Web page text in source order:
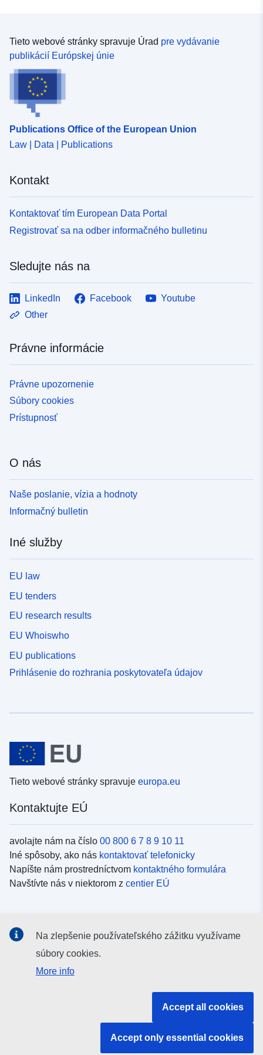
oder natuurdata@natuurpunt.be. Die Veröffentlichung
dieses Datensatzes wird von INBO unterstützt und von
der Research Foundation - Flanders (FWO) im Rahmen
des belgischen Beitrags zu LifeWatch finanziert.
unter einer Creative Commons Zero-Verzichtserklärung
(http://creativecommons.org/publicdomain/zero/1.0/)
freuen, wenn Sie diese Normen für die Datennutzung
(http://www.natuurpunt.be/norms-for-data use) lesen und
befolgen und wenn möglich einen Link zum
ursprünglichen Datensatz
(https://doi.org/10.15468/smdvdo) bereitstellen. Wenn
Sie diese Daten für eine wissenschaftliche Arbeit
Mitautor. Wir sind immer daran interessiert, weitere
Informationen zu geben oder zu wissen, wie Sie die
Daten verwendet haben, also kontaktieren Sie uns bitte
oder natuurdata@natuurpunt.be. Die Veröffentlichung
der Research Foundation - Flanders (FWO) im Rahmen
des belgischen Beitrags zu LifeWatch finanziert.
Tieto webové stránky spravuje Úrad pre vydávanie
publikácií Európskej únie
Publications Office of the European Union
Law | Data | Publications
Kontakt
Kontaktovať tím European Data Portal
Registrovať sa na odber informačného bulletinu
Sledujte nás na
LinkedIn Facebook
Youtube
Other
Právne informácie
Právne upozornenie
Súbory cookies
Prístupnosť
O nás
Naše poslanie, vízia a hodnoty
Informačný bulletin
Iné služby
EU law
EU tenders
EU research results
EU Whoiswho
EU publications
Prihlásenie do rozhrania poskytovateľa údajov
Tieto webové stránky spravuje europa.eu
Kontaktujte EÚ
avolajte nám na číslo 00 800 6 7 8 9 10 11
Iné spôsoby, ako nás kontaktovať telefonicky
Napíšte nám prostredníctvom kontaktného formulára
Navštívte nás v niektorom z centier EÚ
Kanály EÚ nasociálnych médiách
Na zlepšenie používateľského zážitku využívame
súbory cookies.
More info
Accept all cookies
Accept only essential cookies